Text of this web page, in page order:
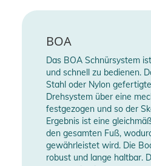
finden Sie direkt am Produkt.
BOA
Das BOA Schnürsystem
und schnell zu bedienen.
Stahl oder Nylon
Drehsystem über eine
festgezogen und so der
Ergebnis ist eine
den gesamten Fuß,
gewährleistet wird. Die
robust und lange haltbar.